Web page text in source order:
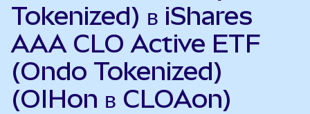
Tokenized) в iShares
AAA CLO Active ETF
(Ondo Tokenized)
(OIHon в CLOAon)